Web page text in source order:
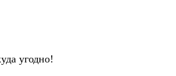
угодно!